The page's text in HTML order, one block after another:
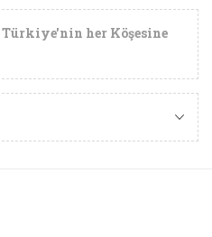
Türkiye'nin her Köşesine